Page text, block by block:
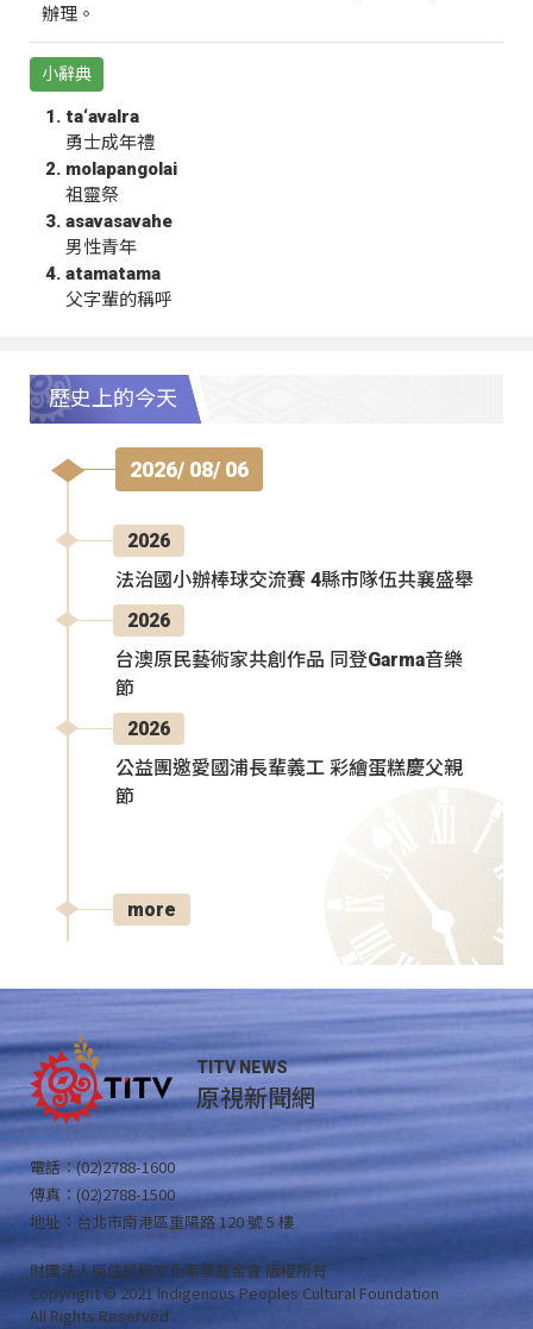
辦理。
小辭典
ta‘avalra
勇士成年禮
molapangolai
祖靈祭
asavasavahe
男性青年
atamatama
父字輩的稱呼
歷史上的今天
2026/ 08/ 06
2026
法治國小辦棒球交流賽 4縣市隊伍共襄盛舉
2026
台澳原民藝術家共創作品 同登Garma音樂
節
2026
公益團邀愛國浦長輩義工 彩繪蛋糕慶父親
節
more
TITV NEWS
原視新聞網
電話：(02)2788-1600
傳真：(02)2788-1500
地址：台北市南港區重陽路 120 號 5 樓
財團法人原住民族文化事業基金會 版權所有
Copyright © 2021 Indigenous Peoples Cultural Foundation
All Rights Reserved .